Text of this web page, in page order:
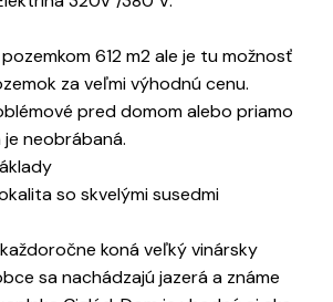
612 m2 ale je tu možnosť
za veľmi výhodnú cenu.
pred domom alebo priamo
neobrábaná.
so skvelými susedmi
koná veľký vinársky
sa nachádzajú jazerá a známe